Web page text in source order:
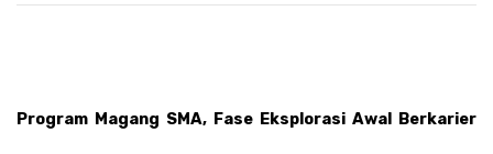
Program Magang SMA, Fase Eksplorasi Awal Berkarier